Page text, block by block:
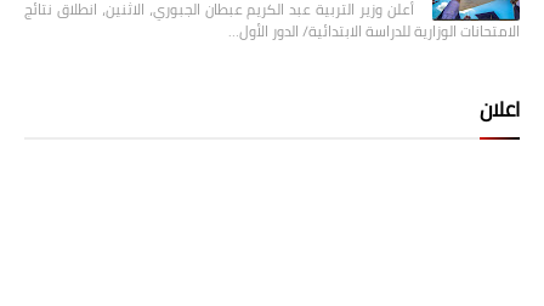
أعلن وزير التربية عبد الكريم عبطان الجبوري، الاثنين، انطلاق نتائج
الامتحانات الوزارية للدراسة الابتدائية/ الدور الأول…
اعلان